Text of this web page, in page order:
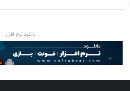
دانلود نرم افزار